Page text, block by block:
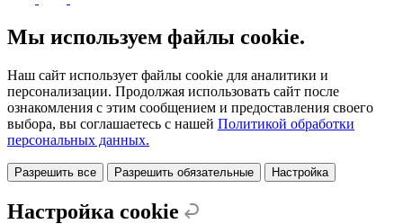
Мы используем файлы cookie.
Наш сайт использует файлы cookie для аналитики и
персонализации. Продолжая использовать сайт после
ознакомления с этим сообщением и предоставления своего
выбора, вы соглашаетесь с нашей Политикой обработки
персональных данных.
Разрешить все Разрешить обязательные Настройка
Настройка cookie